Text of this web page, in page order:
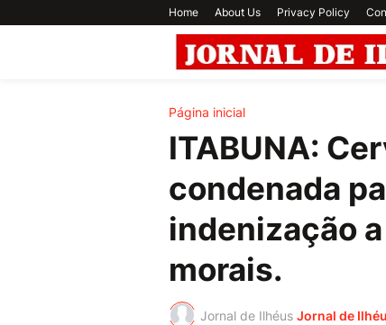
Home About Us Privacy Policy
Página inicial
ITABUNA:
condenada
indenização
morais.
Jornal de Ilhéus Jornal de